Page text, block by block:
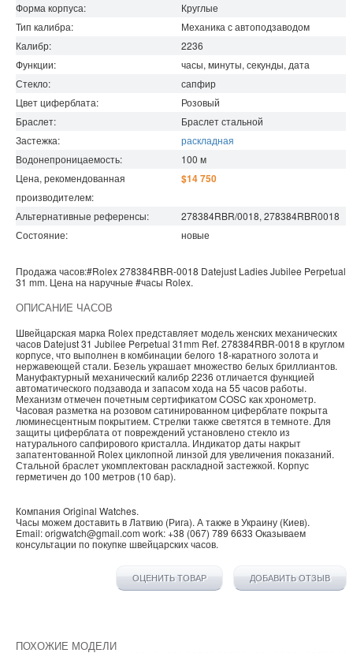
Форма корпуса:
Круглые
Тип калибра:
Механика с автоподзаводом
Калибр:
2236
Функции:
часы, минуты, секунды, дата
Стекло:
сапфир
Цвет циферблата:
Розовый
Браслет:
Браслет стальной
Застежка:
раскладная
Водонепроницаемость: 100 м
Цена, рекомендованная
производителем:
$14 750
Альтернативные референсы:
278384RBR/0018, 278384RBR0018
Состояние:
новые
Продажа часов:#Rolex278384RBR-0018 Datejust LadiesJubilee Perpetual
31 mm. Цена на наручные #часы Rolex.
ОПИСАНИЕ ЧАСОВ
Швейцарская марка Rolex представляет модель женских механических
часов Datejust 31 Jubilee Perpetual 31mm Ref. 278384RBR-0018 в круглом
корпусе, что выполнен в комбинации белого 18-каратного золота и
нержавеющей стали. Безель украшает множество белых бриллиантов.
Мануфактурный механический калибр 2236 отличается функцией
автоматического подзавода и запасом хода на 55 часов работы.
Механизм отмечен почетным сертификатом COSC как хронометр.
Часовая разметка на розовом сатинированном циферблате покрыта
люминесцентным покрытием. Стрелки также светятся в темноте. Для
защиты циферблата от повреждений установлено стекло из
натурального сапфирового кристалла. Индикатор даты накрыт
запатентованной Rolex циклопной линзой для увеличения показаний.
Стальной браслет укомплектован раскладной застежкой. Корпус
герметичен до 100 метров (10 бар).
Компания Original Watches.
Часы можем доставить в Латвию (Рига). А также вУкраину (Киев).
Email:origwatch@gmail.com work:+38 (067) 789 6633 Оказываем
консультации по покупке швейцарских часов.
ОЦЕНИТЬ ТОВАР ДОБАВИТЬ ОТЗЫВ
ПОХОЖИЕ МОДЕЛИ